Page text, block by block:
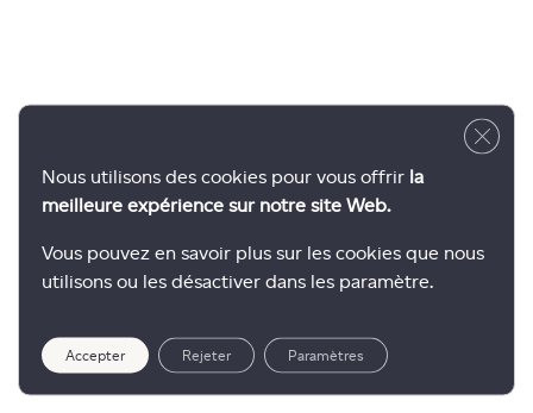
Nous utilisons des cookies pour vous offrir la
meilleure expérience sur notre site Web.
Vous pouvez en savoir plus sur les cookies que nous
utilisons ou les désactiver dans les paramètre.
Accepter Rejeter Paramètres
Close